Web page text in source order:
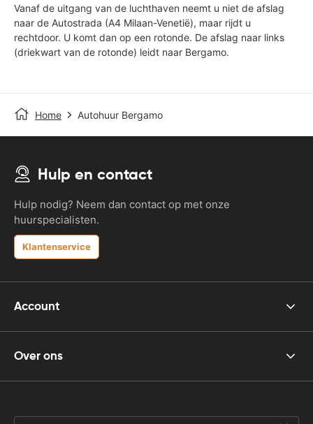
Vanaf de uitgang van de luchthaven neemt u niet de afslag
naar de Autostrada (A4 Milaan-Venetië), maar rijdt u
rechtdoor. U komt dan op een rotonde. De afslag naar links
(driekwart van de rotonde) leidt naar Bergamo.
Home Autohuur Bergamo
Hulp en contact
Hulp nodig? Neem dan contact op met onze
huurspecialisten.
Klantenservice
Account
Over ons